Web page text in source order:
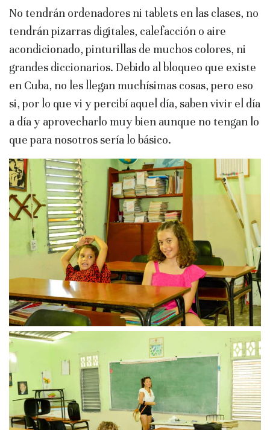
No tendrán ordenadores ni tablets en las clases, no
tendrán pizarras digitales, calefacción o aire
acondicionado, pinturillas de muchos colores, ni
grandes diccionarios. Debido al bloqueo que existe
en Cuba, no les llegan muchísimas cosas, pero eso
si, por lo que vi y percibí aquel día, saben vivir el día
a día y aprovecharlo muy bien aunque no tengan lo
que para nosotros sería lo básico.